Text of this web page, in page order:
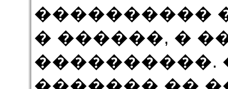
����������
� ������, �
����������.